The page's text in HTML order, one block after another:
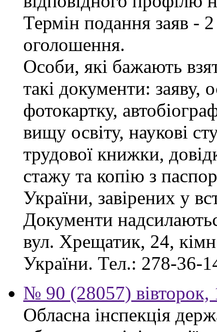
Термін подання заяв -
оголошення.
Особи, які бажають
такі документи: заяву,
фотокартку,
вищу освіту, наукові
трудової книжки,
стажу та копію з
України, завірених у
Документи
вул. Хрещатик, 24,
України. Тел.: 278-36-
№ 90 (28057) вівторок,
Обласна інспекція